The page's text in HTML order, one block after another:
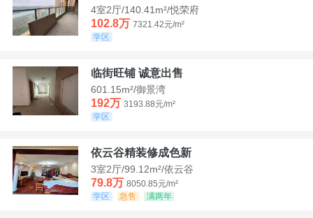
4室2厅/140.41m²/悦荣府
102.8万 7321.42元/m²
学区
临街旺铺 诚意出售
601.15m²/御景湾
192万 3193.88元/m²
学区
依云谷精装修成色新
3室2厅/99.12m²/依云谷
79.8万 8050.85元/m²
学区
急售 满两年